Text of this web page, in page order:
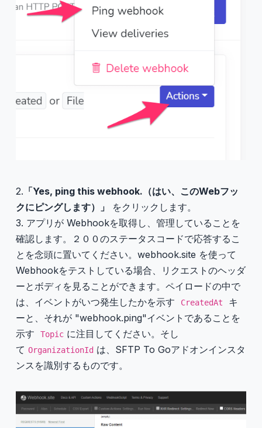
2. 「Yes, ping this webhook.（はい、このWebフッ
クにピングします）」
をクリックします。
3. アプリが Webhookを取得し、管理していることを
確認します。２００のステータスコードで応答するこ
とを念頭に置いてください。webhook.site を使って
Webhookをテストしている場合、リクエストのヘッダ
ーとボディを見ることができます。ペイロードの中で
は、イベントがいつ発生したかを示す
CreatedAt
キ
ーと、それが "webhook.ping"イベントであることを
示す
Topic に注目してください。そし
て OrganizationId は、SFTP To Goアドオンインスタ
ンスを識別するものです。